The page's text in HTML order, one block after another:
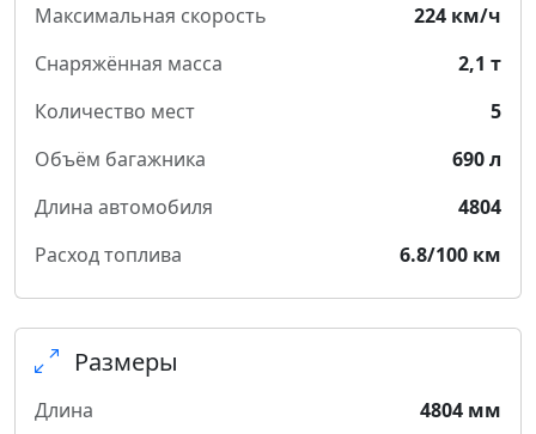
Максимальная скорость
224 км/ч
Снаряжённая масса
2,1 т
Количество мест
5
Объём багажника
690 л
Длина автомобиля
4804
Расход топлива
6.8/100 км
Размеры
Длина 4804 мм